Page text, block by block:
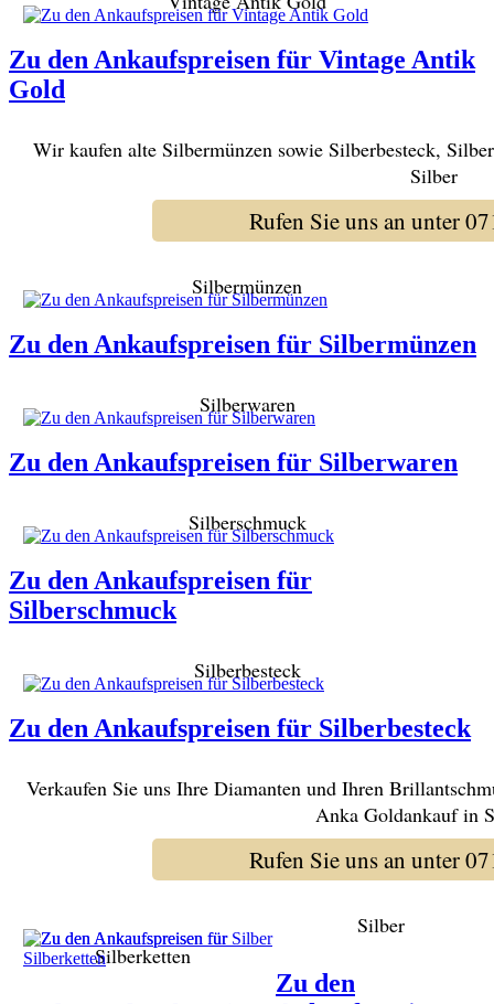
Zu den Ankaufspreisen für Vintage Antik
Gold
Wir kaufen alte Silbermünzen sowie Silberbesteck,
Silber
Rufen Sie uns an unter
Silbermünzen
Zu den Ankaufspreisen für Silbermünzen
Silberwaren
Zu den Ankaufspreisen für Silberwaren
Silberschmuck
Zu den Ankaufspreisen für
Silberschmuck
Silberbesteck
Zu den Ankaufspreisen für Silberbesteck
Verkaufen Sie uns Ihre Diamanten und Ihren
Anka Goldankauf in
Rufen Sie uns an unter
Silberketten
Silber
Zu den